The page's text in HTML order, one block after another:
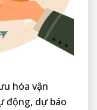
hóa vận
động, dự báo